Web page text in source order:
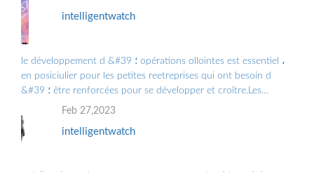
intelligentwatch
le développement d &#39 ؛ opérations ollointes est essentiel ،
en posiciulier pour les petites reetreprises qui ont besoin d
&#39 ؛ être renforcées pour se développer et croître.Les
Grandes Entreprises doiv ...
Feb 27,2023
intelligentwatch